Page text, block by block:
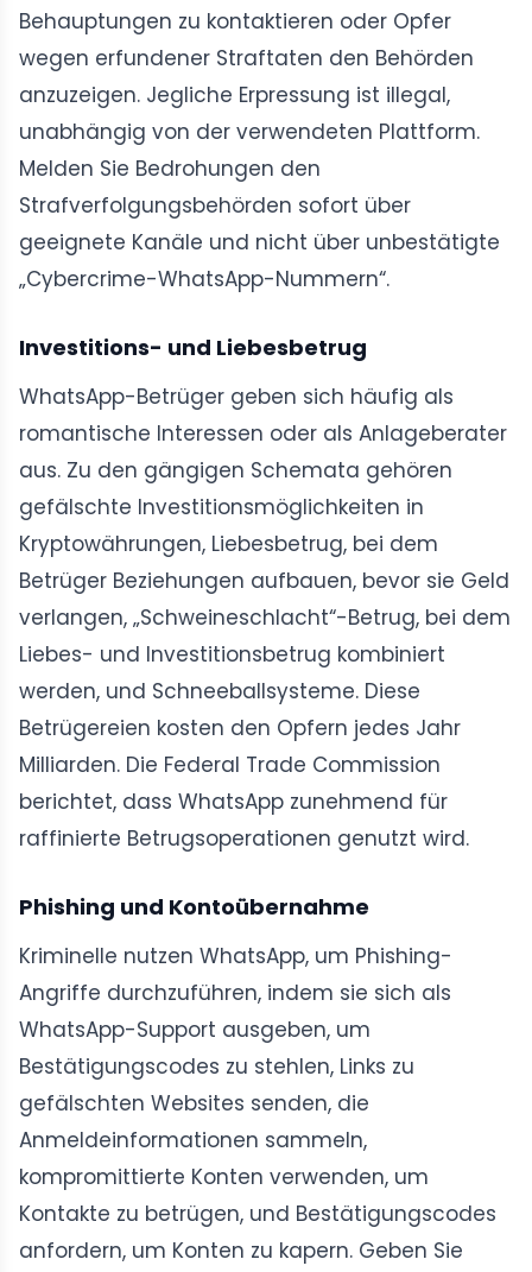
Behauptungen zu kontaktieren oder Opfer
wegen erfundener Straftaten den Behörden
anzuzeigen. Jegliche Erpressung ist illegal,
unabhängig von der verwendeten Plattform.
Melden Sie Bedrohungen den
Strafverfolgungsbehörden sofort über
geeignete Kanäle und nicht über unbestätigte
„Cybercrime-WhatsApp-Nummern“.
Investitions- und Liebesbetrug
WhatsApp-Betrüger geben sich häufig als
romantische Interessen oder als Anlageberater
aus. Zu den gängigen Schemata gehören
gefälschte Investitionsmöglichkeiten in
Kryptowährungen, Liebesbetrug, bei dem
Betrüger Beziehungen aufbauen, bevor sie Geld
verlangen, „Schweineschlacht“-Betrug, bei dem
Liebes- und Investitionsbetrug kombiniert
werden, und Schneeballsysteme. Diese
Betrügereien kosten den Opfern jedes Jahr
Milliarden. Die Federal Trade Commission
berichtet, dass WhatsApp zunehmend für
raffinierte Betrugsoperationen genutzt wird.
Phishing und Kontoübernahme
Kriminelle nutzen WhatsApp, um Phishing-
Angriffe durchzuführen, indem sie sich als
WhatsApp-Support ausgeben, um
Bestätigungscodes zu stehlen, Links zu
gefälschten Websites senden, die
Anmeldeinformationen sammeln,
kompromittierte Konten verwenden, um
Kontakte zu betrügen, und Bestätigungscodes
anfordern, um Konten zu kapern. Geben Sie